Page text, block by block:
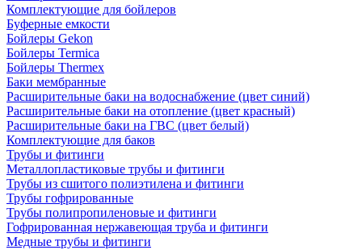
Комплектующие для бойлеров
Буферные емкости
Бойлеры Gekon
Бойлеры Termica
Бойлеры Thermex
Баки мембранные
Расширительные баки на водоснабжение (цвет синий)
Расширительные баки на отопление (цвет красный)
Расширительные баки на ГВС (цвет белый)
Комплектующие для баков
Трубы и фитинги
Металлопластиковые трубы и фитинги
Трубы из сшитого полиэтилена и фитинги
Трубы гофрированные
Трубы полипропиленовые и фитинги
Гофрированная нержавеющая труба и фитинги
Медные трубы и фитинги